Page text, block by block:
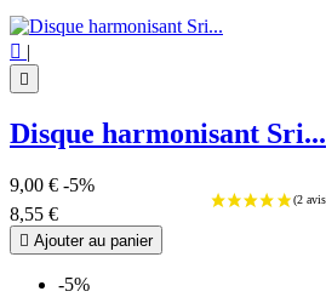
 |

Disque harmonisant Sri...
9,00 € -5%
8,55 €
 Ajouter au panier
-5%